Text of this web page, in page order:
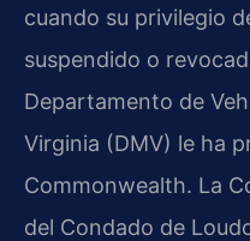
cuando su privilegio
suspendido o
Departamento de
Virginia (DMV) le ha
Commonwealth. La
del Condado de